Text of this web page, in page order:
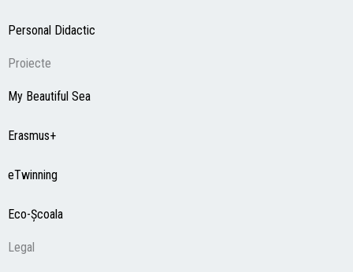
Personal Didactic
Proiecte
My Beautiful Sea
Erasmus+
eTwinning
Eco-Şcoala
Legal